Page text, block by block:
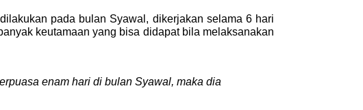
pada bulan Syawal, dikerjakan selama 6 hari
keutamaan yang bisa didapat bila melaksanakan
enam hari di bulan Syawal, maka dia